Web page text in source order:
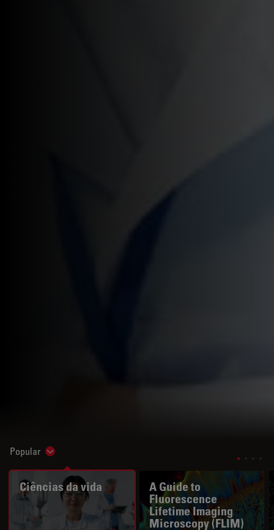
Popular Show subnavigation
Ciências da vida
A Guide to
Fluorescence
Lifetime Imaging
Microscopy (FLIM)